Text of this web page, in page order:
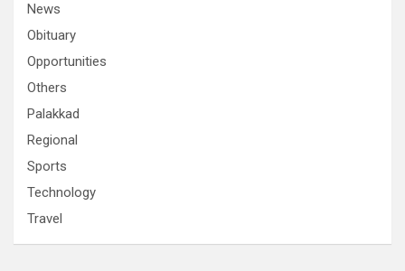
News
Obituary
Opportunities
Others
Palakkad
Regional
Sports
Technology
Travel